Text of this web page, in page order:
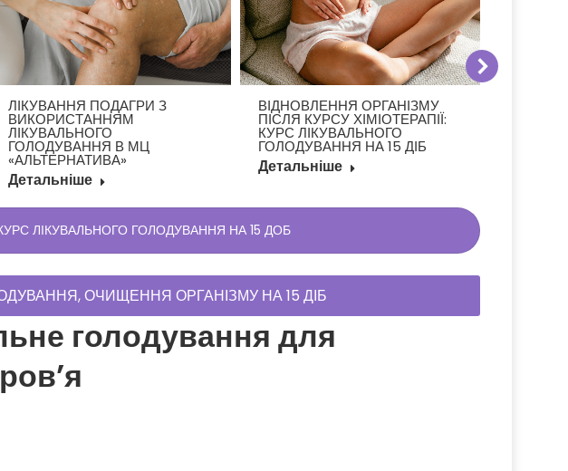
ЛІКУВАННЯ ПОДАГРИ З
ВИКОРИСТАННЯМ
ЛІКУВАЛЬНОГО
ГОЛОДУВАННЯ В МЦ
«АЛЬТЕРНАТИВА»
Детальніше
ВІДНОВЛЕННЯ ОРГАНІЗМУ
ПІСЛЯ КУРСУ ХІМІОТЕРАПІЇ:
КУРС ЛІКУВАЛЬНОГО
ГОЛОДУВАННЯ НА 15 ДІБ
Детальніше
ЛІКУВАЛЬНОГО ГОЛОДУВАННЯ НА 15 ДОБ
ОЧИЩЕННЯ ОРГАНІЗМУ НА 15 ДІБ
голодування для